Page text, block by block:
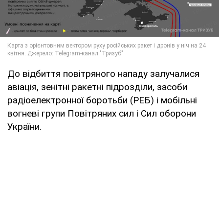
До відбиття повітряного нападу залучалися
авіація, зенітні ракетні підрозділи, засоби
радіоелектронної боротьби (РЕБ) і мобільні
вогневі групи Повітряних сил і Сил оборони
України.